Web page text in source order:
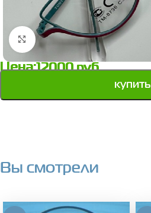
Нажмите, чтобы увеличить
Цена:12000руб.
купить
Вы смотрели